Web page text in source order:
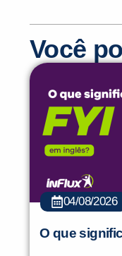
Você
04/08/2026
O que